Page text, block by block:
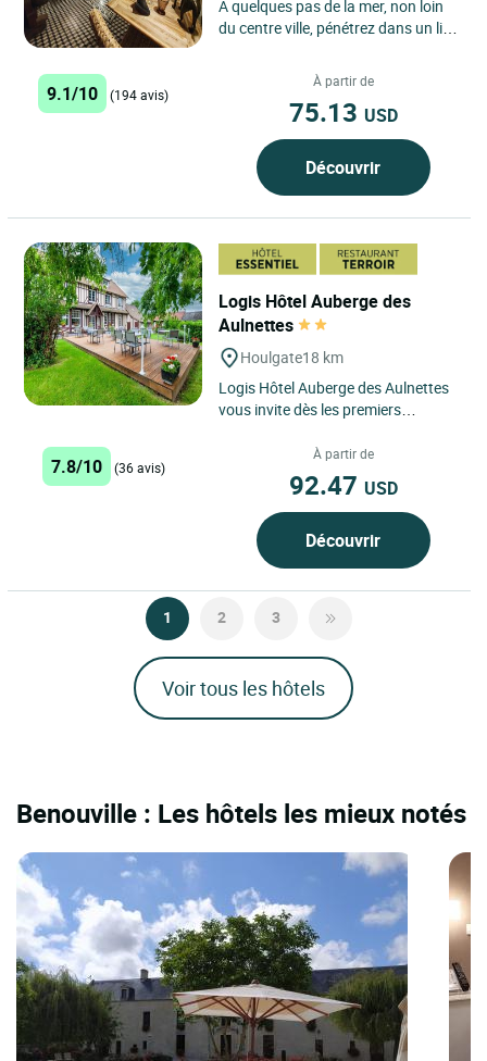
A quelques pas de la mer, non loin
du centre ville, pénétrez dans un lieu
avec confort...
9.1/10 (194 avis)
À partir de
75.13 USD
Découvrir
Logis Hôtel Auberge des
Aulnettes
Houlgate18 km
Logis Hôtel Auberge des Aulnettes
vous invite dès les premiers
authentique en Normandie,...
7.8/10 (36 avis)
À partir de
92.47 USD
Découvrir
1 2 3
Voir tous les hôtels
Benouville : Les hôtels les mieux notés